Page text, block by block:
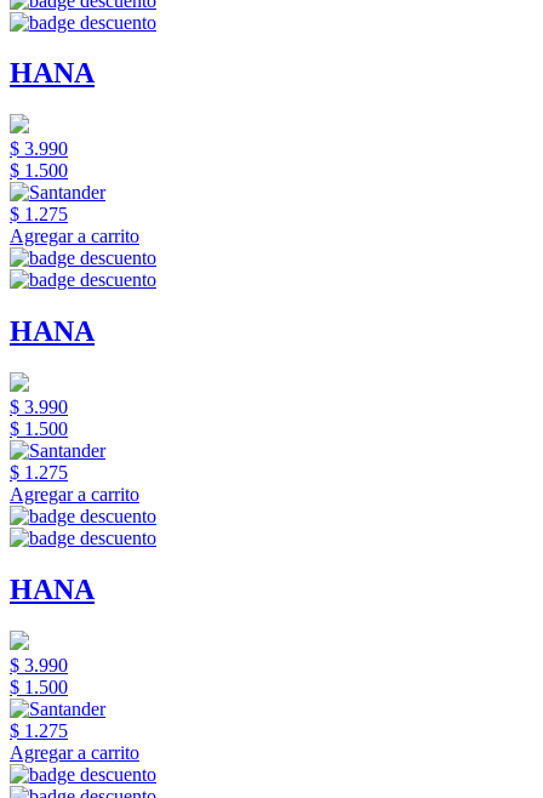
HANA
$ 3.990
$ 1.500
$ 1.275
Agregar a carrito
HANA
$ 3.990
$ 1.500
$ 1.275
Agregar a carrito
HANA
$ 3.990
$ 1.500
$ 1.275
Agregar a carrito